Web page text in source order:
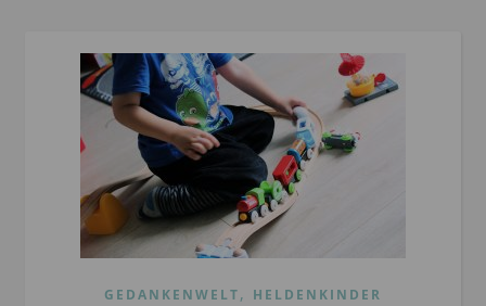
GEDANKENWELT, HELDENKINDER